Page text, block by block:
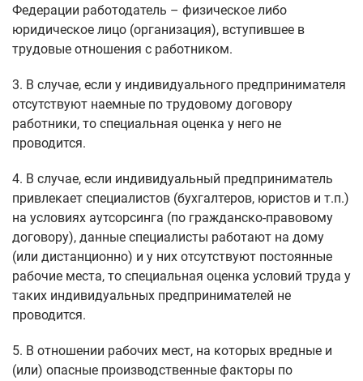
Федерации работодатель – физическое либо
юридическое лицо (организация), вступившее в
трудовые отношения с работником.
3. В случае, если у индивидуального предпринимателя
отсутствуют наемные по трудовому договору
работники, то специальная оценка у него не
проводится.
4. В случае, если индивидуальный предприниматель
привлекает специалистов (бухгалтеров, юристов и т.п.)
на условиях аутсорсинга (по гражданско-правовому
договору), данные специалисты работают на дому
(или дистанционно) и у них отсутствуют постоянные
рабочие места, то специальная оценка условий труда у
таких индивидуальных предпринимателей не
проводится.
5. В отношении рабочих мест, на которых вредные и
(или) опасные производственные факторы по